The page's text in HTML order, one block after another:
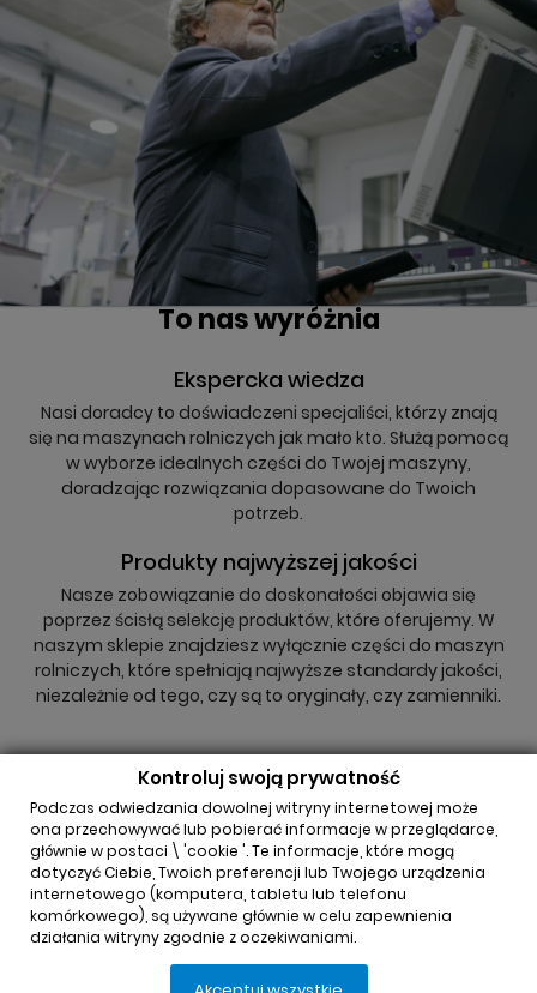
To nas wyróżnia
Ekspercka wiedza
Nasi doradcy to doświadczeni specjaliści, którzy znają
się na maszynach rolniczych jak mało kto. Służą pomocą
w wyborze idealnych części do Twojej maszyny,
doradzając rozwiązania dopasowane do Twoich
potrzeb.
Produkty najwyższej jakości
Nasze zobowiązanie do doskonałości objawia się
poprzez ścisłą selekcję produktów, które oferujemy. W
naszym sklepie znajdziesz wyłącznie części do maszyn
rolniczych, które spełniają najwyższe standardy jakości,
niezależnie od tego, czy są to oryginały, czy zamienniki.
INFORMACJA O SKLEPIE 
REGULAMINY
Kontroluj swoją prywatność
Podczas odwiedzania dowolnej witryny internetowej może
ona przechowywać lub pobierać informacje w przeglądarce,
głównie w postaci \ 'cookie '. Te informacje, które mogą
dotyczyć Ciebie, Twoich preferencji lub Twojego urządzenia
internetowego (komputera, tabletu lub telefonu
komórkowego), są używane głównie w celu zapewnienia
działania witryny zgodnie z oczekiwaniami.